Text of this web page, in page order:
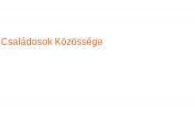
Családosok Közössége